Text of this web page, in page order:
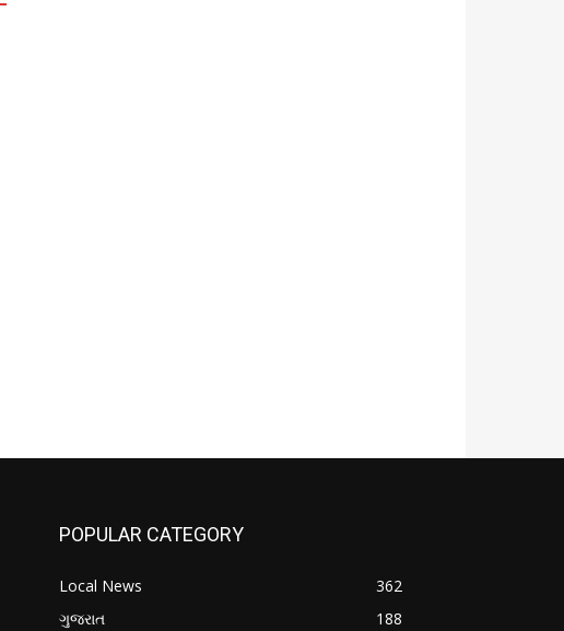
POPULAR CATEGORY
Local News
362
ગુજરાત
188